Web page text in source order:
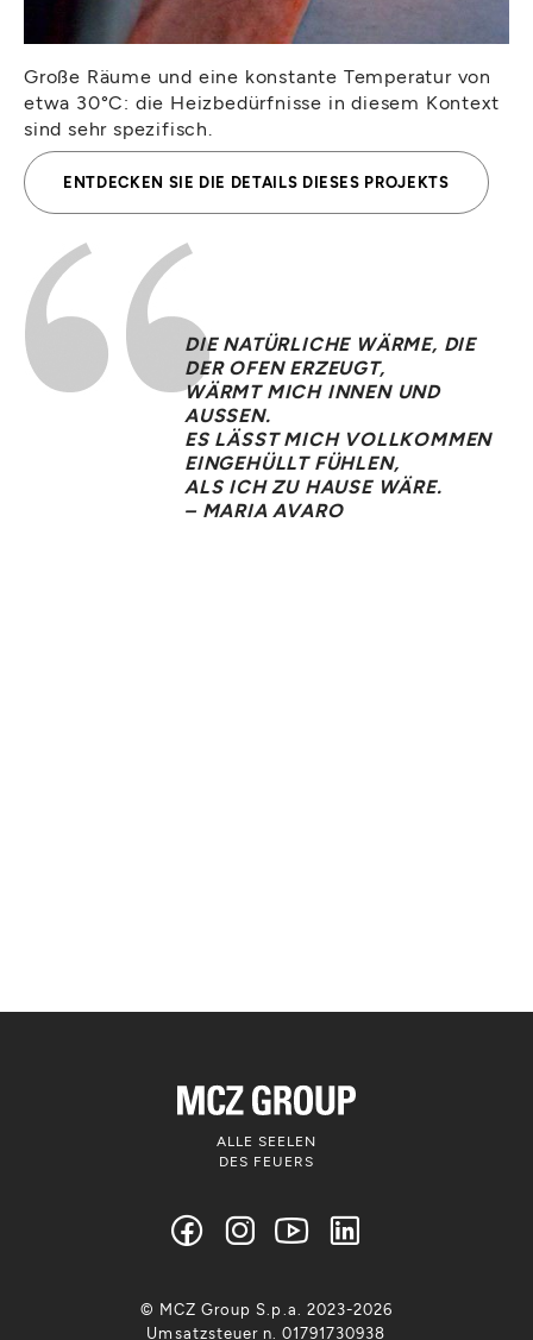
Große Räume und eine konstante Temperatur von
etwa 30°C: die Heizbedürfnisse in diesem Kontext
sind sehr spezifisch.
ENTDECKEN SIE DIE DETAILS DIESES PROJEKTS
DIE NATÜRLICHE WÄRME, DIE
DER OFEN ERZEUGT,
WÄRMT MICH INNEN UND
AUSSEN.
ES LÄSST MICH VOLLKOMMEN
EINGEHÜLLT FÜHLEN,
ALS ICH ZU HAUSE WÄRE.
– MARIA AVARO
ALLE SEELEN
DES FEUERS
© MCZ Group S.p.a. 2023-2026
Umsatzsteuer n. 01791730938